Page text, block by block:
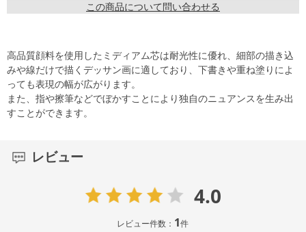
この商品について問い合わせる
高品質顔料を使用したミディアム芯は耐光性に優れ、細部の描き込
みや線だけで描くデッサン画に適しており、下書きや重ね塗りによ
っても表現の幅が広がります。
また、指や擦筆などでぼかすことにより独自のニュアンスを生み出
すことができます。
レビュー
4.0
レビュー件数： 1件